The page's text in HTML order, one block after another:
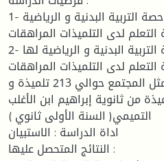
1- طبيعة الألعاب التحفيزية في حصة التربية البدنية و الرياضية
لدى التلميذات المراهقات.
2- الألعاب التحفيزية في حصة التربية البدنية و الرياضية لها
لدى التلميذات المراهقات.
مجتمع و عينة الدراسة : و تمثل المجتمع حوالي 213 تلميذة و
العينة ب : 25 تلميذة من ثانوية إبراهيم ابن الأغلب
التميمي( السنة الأولى ثانوي )
اداة الدراسة : الاستبيان
النتائج المتحصل عليها :